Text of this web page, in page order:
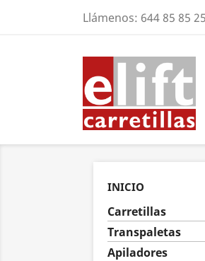
Llámenos: 644 85 85 25
INICIO
Carretillas
Transpaletas
Apiladores